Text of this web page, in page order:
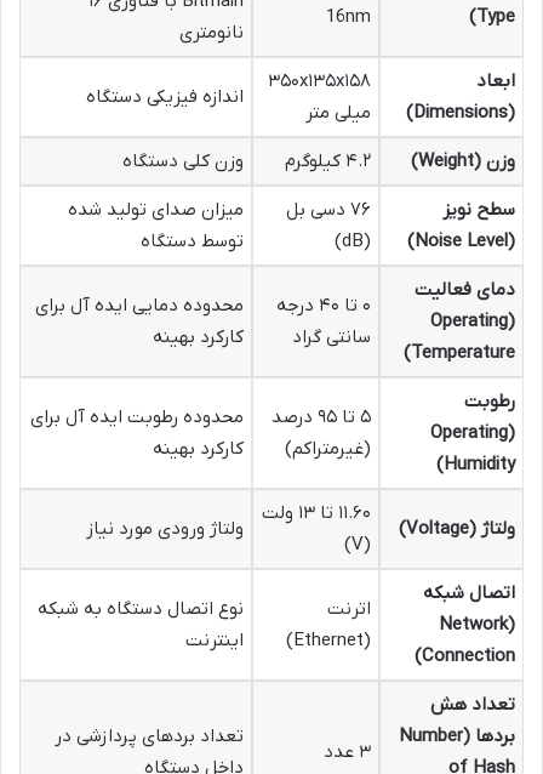
Type)
16nm
نانومتری
ابعاد
(Dimensions)
۳۵۰x۱۳۵x۱۵۸
میلی متر
اندازه فیزیکی دستگاه
وزن (Weight) ۴.۲ کیلوگرم
وزن کلی دستگاه
سطح نویز
(Noise Level)
۷۶ دسی بل
(dB)
میزان صدای تولید شده
توسط دستگاه
دمای فعالیت
(Operating
Temperature)
۰ تا ۴۰ درجه
سانتی گراد
محدوده دمایی ایده آل برای
کارکرد بهینه
رطوبت
(Operating
Humidity)
۵ تا ۹۵ درصد
(غیرمتراکم)
محدوده رطوبت ایده آل برای
کارکرد بهینه
ولتاژ (Voltage)
۱۱.۶۰ تا ۱۳ ولت
(V)
ولتاژ ورودی مورد نیاز
اتصال شبکه
(Network
Connection)
اترنت
(Ethernet)
نوع اتصال دستگاه به شبکه
اینترنت
تعداد هش
بردها (Number
of Hash
۳ عدد
تعداد بردهای پردازشی در
داخل دستگاه